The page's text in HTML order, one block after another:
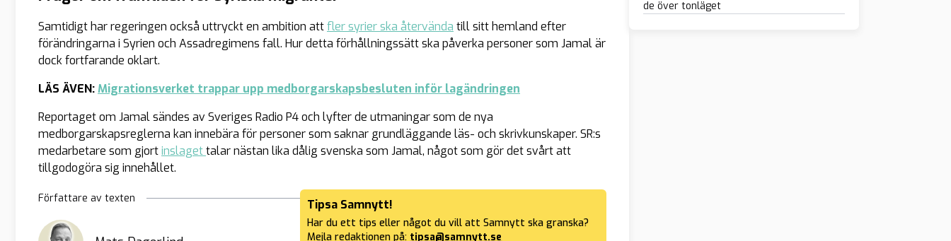
Samtidigt har regeringen också uttryckt en ambition attfler syrier ska återvända till sitt hemland efter
förändringarna i Syrien och Assadregimens fall. Hur detta förhållningssätt ska påverka personer som Jamal är
dock fortfarande oklart.
LÄS ÄVEN:Migrationsverket trappar upp medborgarskapsbesluten inför lagändringen
Reportaget om Jamal sändes av Sveriges Radio P4 och lyfter de utmaningar som de nya
medborgarskapsreglerna kan innebära för personer som saknar grundläggande läs- och skrivkunskaper. SR:s
medarbetare som gjortinslagettalar nästan lika dålig svenska som Jamal, något som gör det svårt att
tillgodogöra sig innehållet.
Författare av texten Tipsa Samnytt!
Har du ett tips eller något du vill att Samnytt ska granska?
Mejla redaktionen på: tipsa@samnytt.se
de över tonläget